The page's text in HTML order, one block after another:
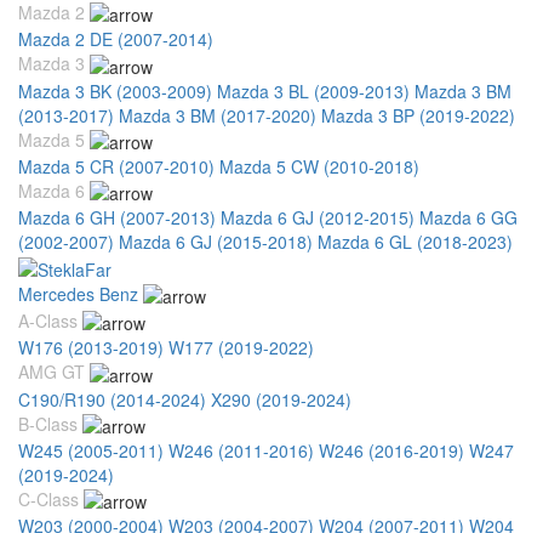
Mazda 2
Mazda 2 DE (2007-2014)
Mazda 3
Mazda 3 BK (2003-2009) Mazda 3 BL (2009-2013) Mazda 3 BM
(2013-2017) Mazda 3 BM (2017-2020) Mazda 3 BP (2019-2022)
Mazda 5
Mazda 5 CR (2007-2010) Mazda 5 CW (2010-2018)
Mazda 6
Mazda 6 GH (2007-2013) Mazda 6 GJ (2012-2015) Mazda 6 GG
(2002-2007) Mazda 6 GJ (2015-2018) Mazda 6 GL (2018-2023)
Mercedes Benz
A-Class
W176 (2013-2019) W177 (2019-2022)
AMG GT
C190/R190 (2014-2024) X290 (2019-2024)
B-Class
W245 (2005-2011) W246 (2011-2016) W246 (2016-2019) W247
(2019-2024)
C-Class
W203 (2000-2004) W203 (2004-2007) W204 (2007-2011) W204